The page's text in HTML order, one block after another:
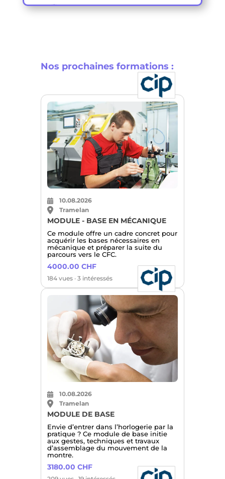
Nos prochaines formations :
10.08.2026
Tramelan
MODULE - BASE EN MÉCANIQUE
Ce module offre un cadre concret pour
acquérir les bases nécessaires en
mécanique et préparer la suite du
parcours vers le CFC.
4000.00 CHF
184 vues · 3 intéressés
10.08.2026
Tramelan
MODULE DE BASE
Envie d’entrer dans l’horlogerie par la
pratique ? Ce module de base initie
aux gestes, techniques et travaux
d’assemblage du mouvement de la
montre.
3180.00 CHF